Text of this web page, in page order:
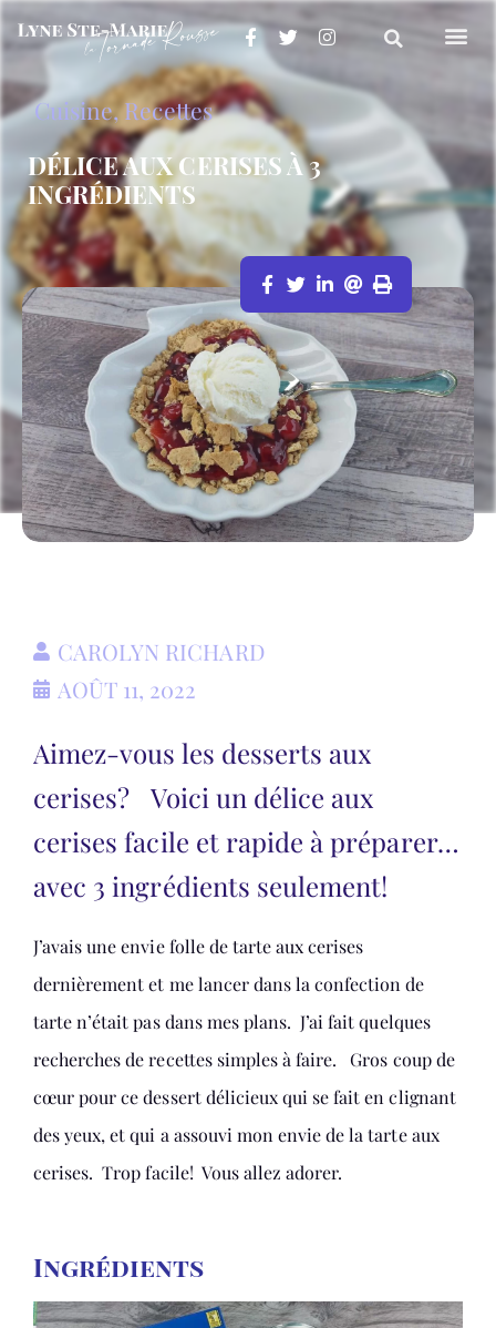
Cuisine,Recettes
DÉLICE AUX CERISES À 3
INGRÉDIENTS
CAROLYN RICHARD
AOÛT 11, 2022
Aimez-vous les desserts aux
cerises? Voici un délice aux
cerises facile et rapide à préparer…
avec 3 ingrédients seulement!
J’avais une envie folle de tarte aux cerises
dernièrement et me lancer dans la confection de
tarte n’était pas dans mes plans. J’ai fait quelques
recherches de recettes simples à faire. Gros coup de
cœur pour ce dessert délicieux qui se fait en clignant
des yeux, et qui a assouvi mon envie de la tarte aux
cerises. Trop facile! Vous allez adorer.
Ingrédients